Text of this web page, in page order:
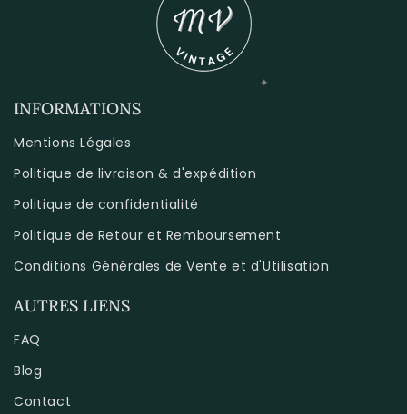
INFORMATIONS
Mentions Légales
Politique de livraison & d'expédition
Politique de confidentialité
Politique de Retour et Remboursement
Conditions Générales de Vente et d'Utilisation
AUTRES LIENS
FAQ
Blog
Contact